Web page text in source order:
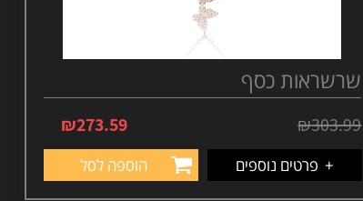
שרשראות כסף
₪303.99
₪273.59
+ פרטים נוספים הוספה לסל